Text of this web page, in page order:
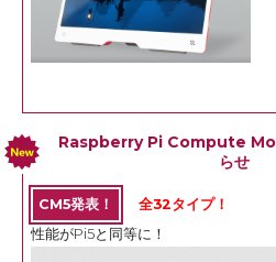
Raspberry Pi Compute
らせ
CM5発表！
全32タイプ！
性能がPi5と同等に！